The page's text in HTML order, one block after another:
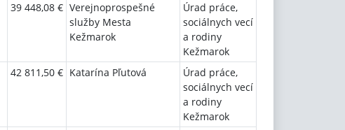
39 448,08 € Verejnoprospešné
služby Mesta
Kežmarok
Úrad práce,
sociálnych vecí
a rodiny
Kežmarok
42 811,50 € Katarína Pľutová
Úrad práce,
sociálnych vecí
a rodiny
Kežmarok